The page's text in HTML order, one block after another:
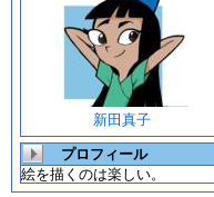
新田真子
プロフィール
絵を描くのは楽しい。